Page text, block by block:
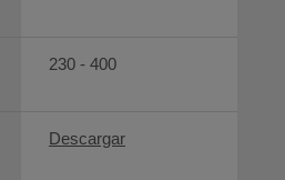
230 - 400
Descargar